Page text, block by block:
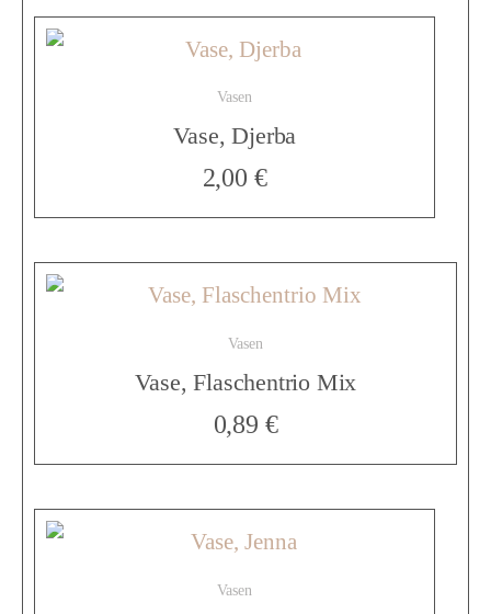
e
,
E
s
k
o
s
Vasen
Vase, Djerba
2,00 €
Vasen
Vase, Flaschentrio Mix
0,89 €
Vasen